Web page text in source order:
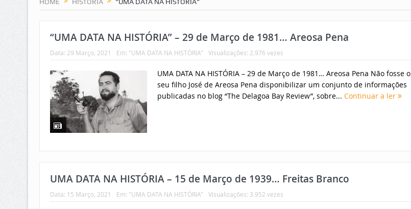
“UMA DATA NA HISTÓRIA” – 29 de Março de 1981… Areosa Pena
Data: 29 Março, 2021 Em: "UMA DATA NA HISTÓRIA" Visualizações: 2.976 vezes
UMA DATA NA HISTÓRIA – 29 de Março de 1981… Areosa Pena Não fosse o
seu filho José de Areosa Pena disponibilizar um conjunto de informações
publicadas no blog “The Delagoa Bay Review”, sobre... Continuar a ler
UMA DATA NA HISTÓRIA – 15 de Março de 1939… Freitas Branco
Data: 15 Março, 2021 Em: "UMA DATA NA HISTÓRIA" Visualizações: 3.952 vezes